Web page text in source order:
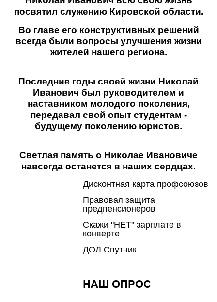
посвятил служению Кировской области.
Во главе его конструктивных решений
всегда были вопросы улучшения жизни
жителей нашего региона.
Последние годы своей жизни Николай
Иванович был руководителем и
наставником молодого поколения,
передавал свой опыт студентам -
будущему поколению юристов.
Светлая память о Николае Ивановиче
навсегда останется в наших сердцах.
Дисконтная карта профсоюзов
Правовая защита
предпенсионеров
Скажи "НЕТ" зарплате в
конверте
ДОЛ Спутник
НАШ ОПРОС